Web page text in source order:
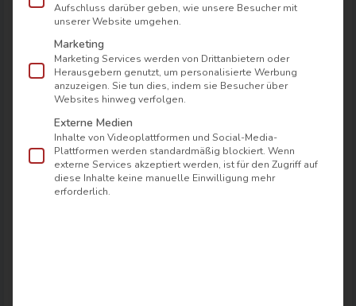
ausgezeichnete Gastronomie. Im stilvollen
Restaurant genießen Gäste regionale
Spezialitäten, frische Zutaten und kreative
Gerichte auf höchstem Niveau. Die Kombination
aus norddeutscher Küche und modernen
einem besonderen Erlebnis. Während des
Essens sorgt der traumhafte Blick auf das
Wasser für eine entspannte Atmosphäre und
unvergessliche Genussmomente. Auch das
Aufschluss darüber geben, wie unsere Besucher mit
unserer Website umgehen.
Marketing
Marketing Services werden von Drittanbietern oder
Herausgebern genutzt, um personalisierte Werbung
anzuzeigen. Sie tun dies, indem sie Besucher über
Websites hinweg verfolgen.
Externe Medien
Inhalte von Videoplattformen und Social-Media-
Plattformen werden standardmäßig blockiert. Wenn
externe Services akzeptiert werden, ist für den Zugriff auf
diese Inhalte keine manuelle Einwilligung mehr
erforderlich.